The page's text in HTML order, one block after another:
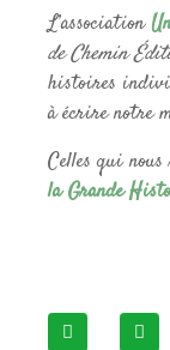
L’association
de Chemin
histoires
à écrire notre
Celles qui
la Grande